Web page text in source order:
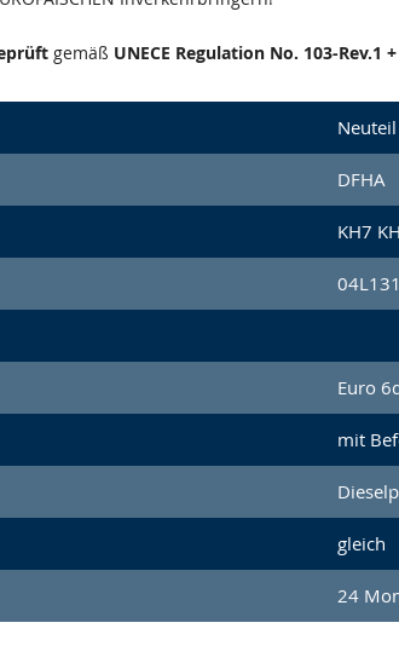
gemäß UNECE Regulation No. 103-Rev.1
Neuteil
DFHA
KH7
Euro
mit
gleich
24